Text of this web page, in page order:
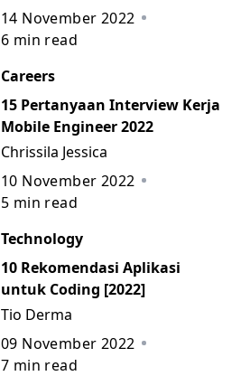
14 November 2022
6 min read
Careers
15 Pertanyaan Interview Kerja
Mobile Engineer 2022
Chrissila Jessica
10 November 2022
5 min read
Technology
10 Rekomendasi Aplikasi
untuk Coding [2022]
Tio Derma
09 November 2022
7 min read